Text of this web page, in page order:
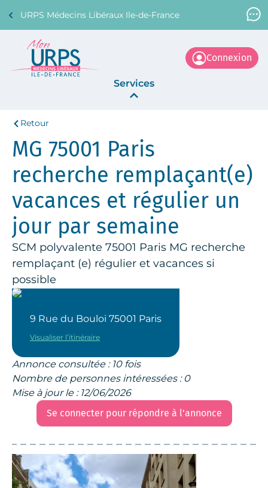
URPS Médecins Libéraux Ile-de-France
Support Médecin
01 45 45 45 45
Services
La Centrale
Connexion
Retour
MG 75001 Paris
recherche remplaçant(e)
vacances et régulier un
jour par semaine
SCM polyvalente 75001 Paris MG recherche
remplaçant (e) régulier et vacances si
possible
9 Rue du Bouloi 75001 Paris
Visualiser l’itinéraire
Annonce consultée : 10 fois
Nombre de personnes intéressées : 0
Mise à jour le : 12/06/2026
Se connecter pour répondre à l'annonce